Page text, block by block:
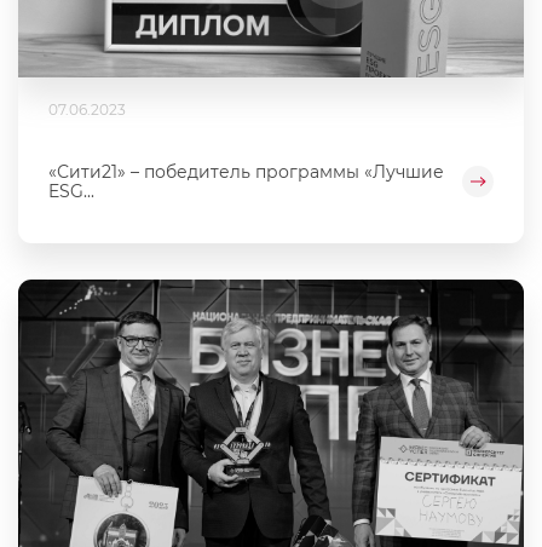
07.06.2023
«Сити21» – победитель программы «Лучшие
ESG...